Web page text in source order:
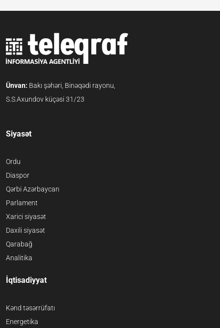
Ünvan: Bakı şəhəri, Binəqədi rayonu,
S.S.Axundov küçəsi 31/23
Siyasət
Ordu
Diaspor
Qərbi Azərbaycan
Parlament
Xarici siyasət
Daxili siyasət
Qarabağ
Analitika
İqtisadiyyat
Kənd təsərrüfatı
Energetika